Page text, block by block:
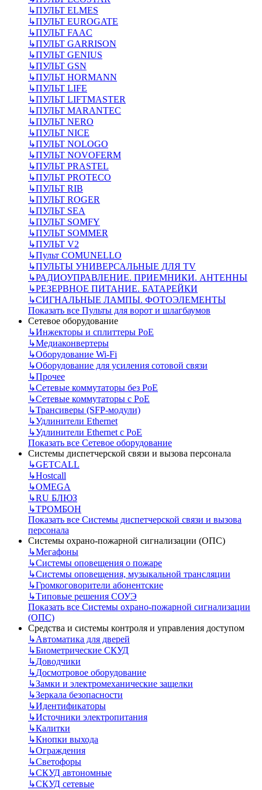
↳ПУЛЬТ ELMES
↳ПУЛЬТ EUROGATE
↳ПУЛЬТ FAAC
↳ПУЛЬТ GARRISON
↳ПУЛЬТ GENIUS
↳ПУЛЬТ GSN
↳ПУЛЬТ HORMANN
↳ПУЛЬТ LIFE
↳ПУЛЬТ LIFTMASTER
↳ПУЛЬТ MARANTEC
↳ПУЛЬТ NERO
↳ПУЛЬТ NICE
↳ПУЛЬТ NOLOGO
↳ПУЛЬТ NOVOFERM
↳ПУЛЬТ PRASTEL
↳ПУЛЬТ PROTECO
↳ПУЛЬТ RIB
↳ПУЛЬТ ROGER
↳ПУЛЬТ SEA
↳ПУЛЬТ SOMFY
↳ПУЛЬТ SOMMER
↳ПУЛЬТ V2
↳Пульт СOMUNELLO
↳ПУЛЬТЫ УНИВЕРСАЛЬНЫЕ ДЛЯ TV
↳РАДИОУПРАВЛЕНИЕ. ПРИЕМНИКИ. АНТЕННЫ
↳РЕЗЕРВНОЕ ПИТАНИЕ. БАТАРЕЙКИ
↳СИГНАЛЬНЫЕ ЛАМПЫ. ФОТОЭЛЕМЕНТЫ
Показать все Пульты для ворот и шлагбаумов
Сетевое оборудование
↳Инжекторы и сплиттеры РоЕ
↳Медиаконвертеры
↳Оборудование Wi-Fi
↳Оборудование для усиления сотовой связи
↳Прочее
↳Сетевые коммутаторы без РоЕ
↳Сетевые коммутаторы с РоЕ
↳Трансиверы (SFP-модули)
↳Удлинители Ethernet
↳Удлинители Ethernet с PoE
Показать все Сетевое оборудование
Системы диспетчерской связи и вызова персонала
↳GETCALL
↳Hostcall
↳OMEGA
↳RU БЛЮЗ
↳ТРОМБОН
Показать все Системы диспетчерской связи и вызова
персонала
Системы охрано-пожарной сигнализации (ОПС)
↳Мегафоны
↳Системы оповещения о пожаре
↳Системы оповещения, музыкальной трансляции
↳Громкоговорители абонентские
↳Типовые решения СОУЭ
Показать все Системы охрано-пожарной сигнализации
(ОПС)
Средства и системы контроля и управления доступом
↳Автоматика для дверей
↳Биометрические СКУД
↳Доводчики
↳Досмотровое оборудование
↳Замки и электромеханические защелки
↳Зеркала безопасности
↳Идентификаторы
↳Источники электропитания
↳Калитки
↳Кнопки выхода
↳Ограждения
↳Светофоры
↳СКУД автономные
↳СКУД сетевые